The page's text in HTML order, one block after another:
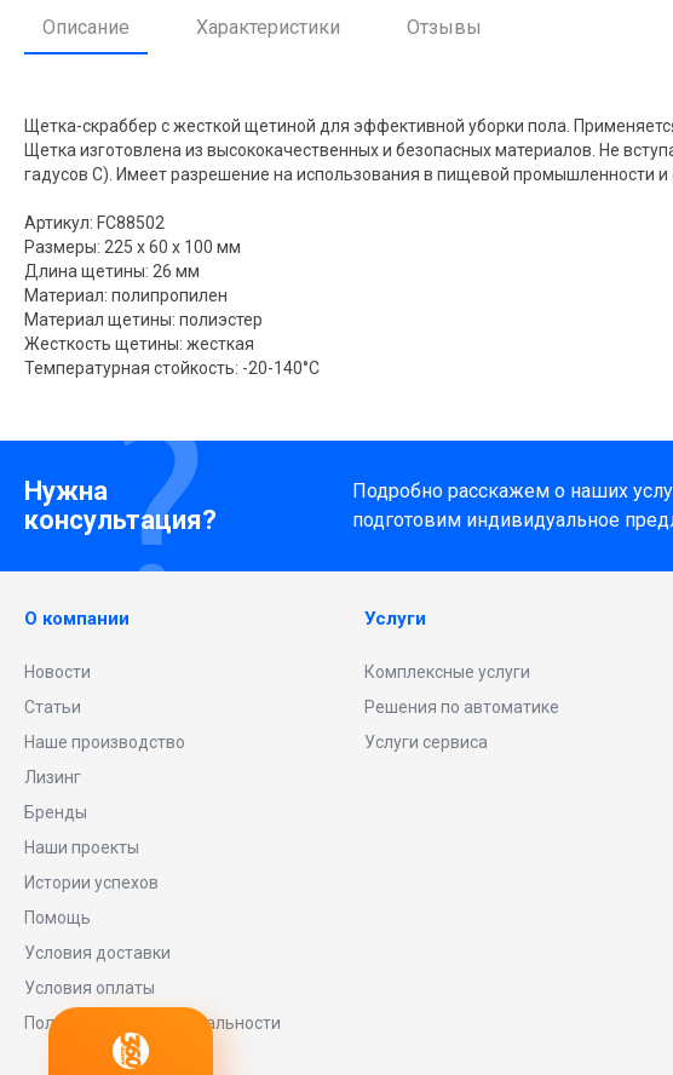
Описание Характеристики Отзывы
Щетка-скраббер с жесткой щетиной для эффективной уборки пола.
Щетка изготовлена из высококачественных и безопасных материалов. Не
гадусов C). Имеет разрешение на использования в пищевой промышленности и
Артикул: FC88502
Размеры: 225 x 60 x 100 мм
Длина щетины: 26 мм
Материал: полипропилен
Материал щетины: полиэстер
Жесткость щетины: жесткая
Температурная стойкость: -20-140°C
Нужна
консультация?
Подробно расскажем о наших
подготовим индивидуальное
О компании
Новости
Статьи
Наше производство
Лизинг
Бренды
Наши проекты
Истории успехов
Помощь
Условия доставки
Условия оплаты
Политика конфиденциальности
Услуги
Комплексные услуги
Решения по автоматике
Услуги сервиса